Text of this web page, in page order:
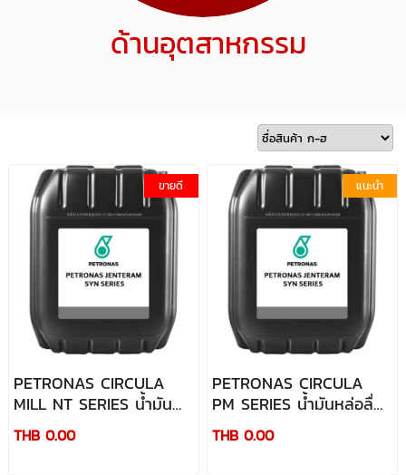
ด้านอุตสาหกรรม
ขายดี
PETRONAS CIRCULA
MILL NT SERIES น้ำมัน
หล่อลื่นระบบหมุนเวียน
ต้านทานการสึกหรอ
THB 0.00
แนะนำ
PETRONAS CIRCULA
PM SERIES น้ำมันหล่อลื่น
ระบบหมุนเวียนต้านทานการ
สึกหรอสมรรถนะระดับพรีเมี่
THB 0.00